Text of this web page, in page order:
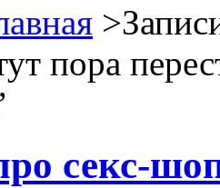
пора
’
секс-